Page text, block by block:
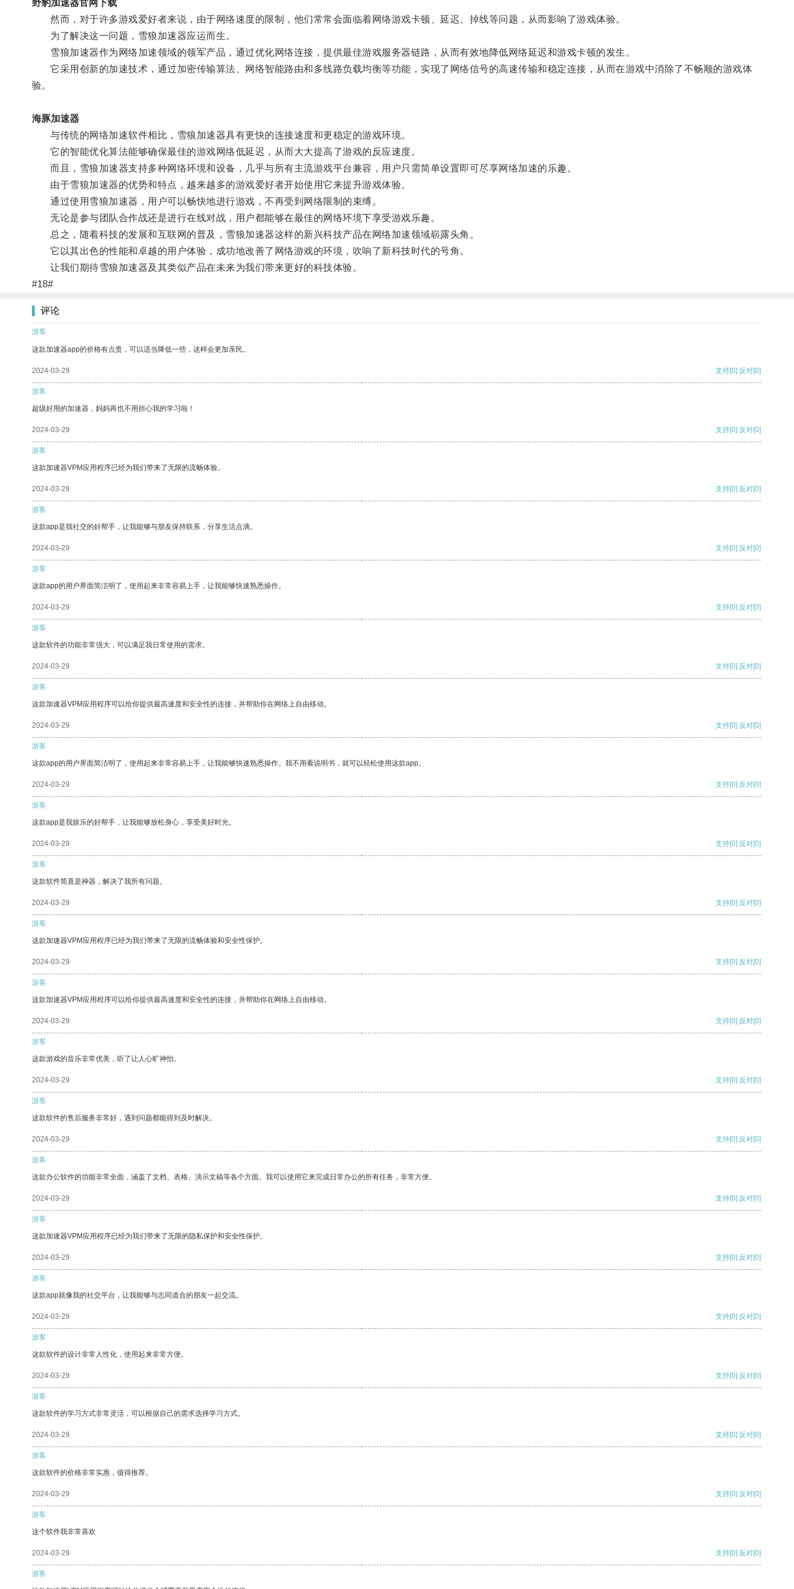
野豹加速器官网下载
然而，对于许多游戏爱好者来说，由于网络速度的限制，他们常常会面临着网络游戏卡顿、延迟、掉线等问题，从而影响了游戏体验。
为了解决这一问题，雪狼加速器应运而生。
雪狼加速器作为网络加速领域的领军产品，通过优化网络连接，提供最佳游戏服务器链路，从而有效地降低网络延迟和游戏卡顿的发生。
它采用创新的加速技术，通过加密传输算法、网络智能路由和多线路负载均衡等功能，实现了网络信号的高速传输和稳定连接，从而在游戏中消除了不畅顺的游戏体
验。
海豚加速器
与传统的网络加速软件相比，雪狼加速器具有更快的连接速度和更稳定的游戏环境。
它的智能优化算法能够确保最佳的游戏网络低延迟，从而大大提高了游戏的反应速度。
而且，雪狼加速器支持多种网络环境和设备，几乎与所有主流游戏平台兼容，用户只需简单设置即可尽享网络加速的乐趣。
由于雪狼加速器的优势和特点，越来越多的游戏爱好者开始使用它来提升游戏体验。
通过使用雪狼加速器，用户可以畅快地进行游戏，不再受到网络限制的束缚。
无论是参与团队合作战还是进行在线对战，用户都能够在最佳的网络环境下享受游戏乐趣。
总之，随着科技的发展和互联网的普及，雪狼加速器这样的新兴科技产品在网络加速领域崭露头角。
它以其出色的性能和卓越的用户体验，成功地改善了网络游戏的环境，吹响了新科技时代的号角。
让我们期待雪狼加速器及其类似产品在未来为我们带来更好的科技体验。
#18#
评论
游客
这款加速器app的价格有点贵，可以适当降低一些，这样会更加亲民。
2024-03-29 支持[0] 反对[0]
游客
超级好用的加速器，妈妈再也不用担心我的学习啦！
2024-03-29 支持[0] 反对[0]
游客
这款加速器VPM应用程序已经为我们带来了无限的流畅体验。
2024-03-29 支持[0] 反对[0]
游客
这款app是我社交的好帮手，让我能够与朋友保持联系，分享生活点滴。
2024-03-29 支持[0] 反对[0]
游客
这款app的用户界面简洁明了，使用起来非常容易上手，让我能够快速熟悉操作。
2024-03-29 支持[0] 反对[0]
游客
这款软件的功能非常强大，可以满足我日常使用的需求。
2024-03-29 支持[0] 反对[0]
游客
这款加速器VPM应用程序可以给你提供最高速度和安全性的连接，并帮助你在网络上自由移动。
2024-03-29 支持[0] 反对[0]
游客
这款app的用户界面简洁明了，使用起来非常容易上手，让我能够快速熟悉操作。我不用看说明书，就可以轻松使用这款app。
2024-03-29 支持[0] 反对[0]
游客
这款app是我娱乐的好帮手，让我能够放松身心，享受美好时光。
2024-03-29 支持[0] 反对[0]
游客
这款软件简直是神器，解决了我所有问题。
2024-03-29 支持[0] 反对[0]
游客
这款加速器VPM应用程序已经为我们带来了无限的流畅体验和安全性保护。
2024-03-29 支持[0] 反对[0]
游客
这款加速器VPM应用程序可以给你提供最高速度和安全性的连接，并帮助你在网络上自由移动。
2024-03-29 支持[0] 反对[0]
游客
这款游戏的音乐非常优美，听了让人心旷神怡。
2024-03-29 支持[0] 反对[0]
游客
这款软件的售后服务非常好，遇到问题都能得到及时解决。
2024-03-29 支持[0] 反对[0]
游客
这款办公软件的功能非常全面，涵盖了文档、表格、演示文稿等各个方面。我可以使用它来完成日常办公的所有任务，非常方便。
2024-03-29 支持[0] 反对[0]
游客
这款加速器VPM应用程序已经为我们带来了无限的隐私保护和安全性保护。
2024-03-29 支持[0] 反对[0]
游客
这款app就像我的社交平台，让我能够与志同道合的朋友一起交流。
2024-03-29 支持[0] 反对[0]
游客
这款软件的设计非常人性化，使用起来非常方便。
2024-03-29 支持[0] 反对[0]
游客
这款软件的学习方式非常灵活，可以根据自己的需求选择学习方式。
2024-03-29 支持[0] 反对[0]
游客
这款软件的价格非常实惠，值得推荐。
2024-03-29 支持[0] 反对[0]
游客
这个软件我非常喜欢
2024-03-29 支持[0] 反对[0]
游客